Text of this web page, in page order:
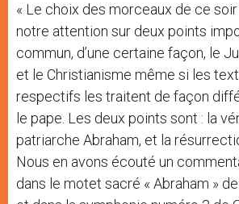
« Le choix des morceaux de ce
notre attention sur deux points
commun, d’une certaine façon, le
et le Christianisme même si les
respectifs les traitent de façon
le pape. Les deux points sont : la
patriarche Abraham, et la
Nous en avons écouté un
dans le motet sacré « Abraham »